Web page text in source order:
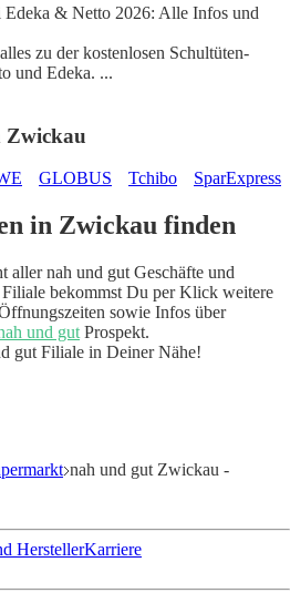
Edeka & Netto 2026: Alle Infos und
zu der kostenlosen Schultüten-
und Edeka. ...
Zwickau
GLOBUS Tchibo SparExpress
in Zwickau finden
aller nah und gut Geschäfte und
bekommst Du per Klick weitere
sowie Infos über
und gut Prospekt.
gut Filiale in Deiner Nähe!
nah und gut Zwickau -
HerstellerKarriere